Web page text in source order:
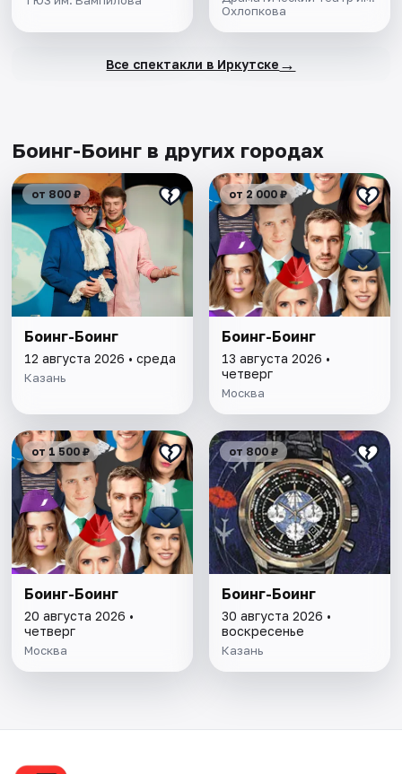
Охлопкова
Все спектакли в Иркутске →
Боинг-Боинг в других городах
от 800 ₽
Боинг-Боинг
12 августа 2026 • среда
Казань
от 2 000 ₽
Боинг-Боинг
13 августа 2026 •
четверг
Москва
от 1 500 ₽
Боинг-Боинг
20 августа 2026 •
четверг
Москва
от 800 ₽
Боинг-Боинг
30 августа 2026 •
воскресенье
Казань